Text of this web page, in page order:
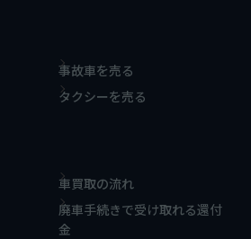
事故車を売る
タクシーを売る
車買取の流れ
廃車手続きで受け取れる還付
金